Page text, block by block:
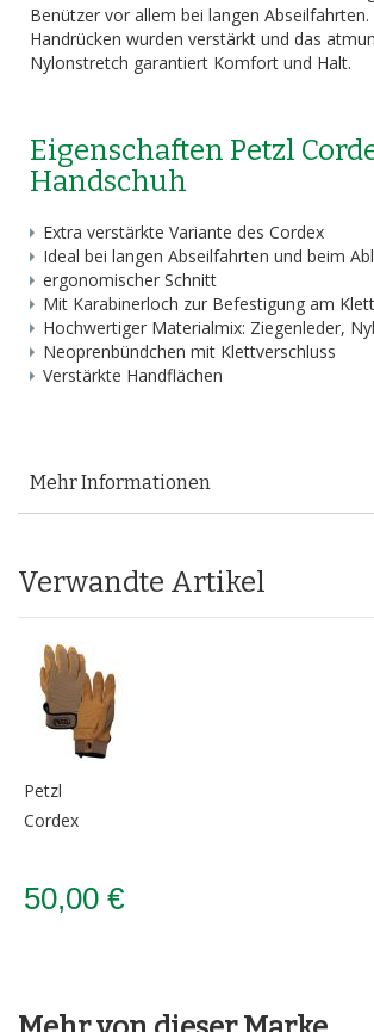
Benützer vor allem bei langen
Handrücken wurden verstärkt und das
Nylonstretch garantiert Komfort und Halt.
Eigenschaften Petzl
Handschuh
Extra verstärkte Variante des Cordex
Ideal bei langen Abseilfahrten und beim
ergonomischer Schnitt
Mit Karabinerloch zur Befestigung am
Hochwertiger Materialmix: Ziegenleder,
Neoprenbündchen mit Klettverschluss
Verstärkte Handflächen
Mehr Informationen
Verwandte Artikel
Petzl
Cordex
50,00 €